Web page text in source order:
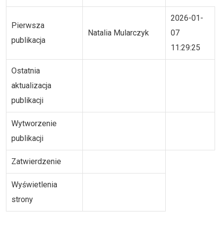
Pierwsza
publikacja
Natalia Mularczyk
2026-01-
07
11:29:25
Ostatnia
aktualizacja
publikacji
Wytworzenie
publikacji
Zatwierdzenie
Wyświetlenia
strony